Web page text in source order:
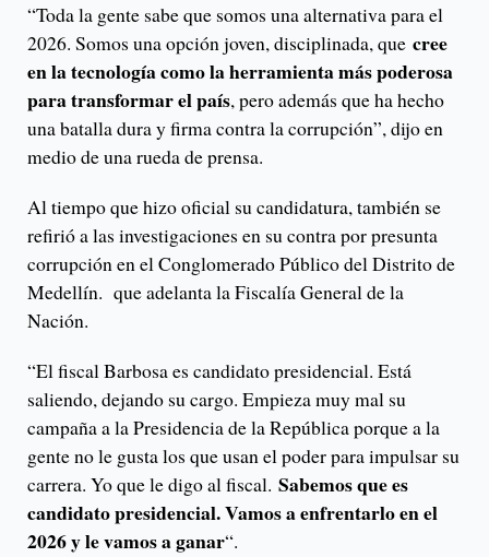
“Toda la gente sabe que somos una alternativa para el
2026. Somos una opción joven, disciplinada, que cree
en la tecnología como la herramienta más poderosa
para transformar el país, pero además que ha hecho
una batalla dura y firma contra la corrupción”, dijo en
medio de una rueda de prensa.
Al tiempo que hizo oficial su candidatura, también se
refirió a las investigaciones en su contra por presunta
corrupción en el Conglomerado Público del Distrito de
Medellín. que adelanta la Fiscalía General de la
Nación.
“El fiscal Barbosa es candidato presidencial. Está
saliendo, dejando su cargo. Empieza muy mal su
campaña a la Presidencia de la República porque a la
gente no le gusta los que usan el poder para impulsar su
carrera. Yo que le digo al fiscal. Sabemos que es
candidato presidencial. Vamos a enfrentarlo en el
2026 y le vamos a ganar“.